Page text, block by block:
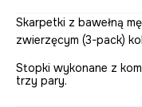
Skarpetki z bawełną
zwierzęcym (3-pack)
Stopki wykonane z
trzy pary.